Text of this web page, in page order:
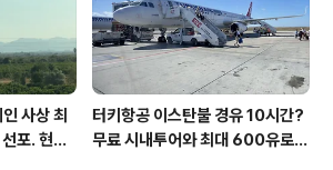
사상 최
포. 현지
터키항공 이스탄불 경유 10시간?
무료 시내투어와 최대 600유로